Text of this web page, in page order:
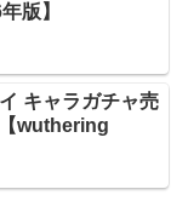
版】
キャラガチャ売
wuthering